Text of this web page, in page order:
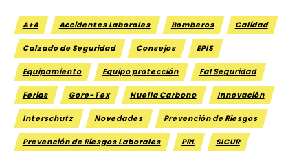
A+A Accidentes Laborales Bomberos Calidad
Calzado de Seguridad Consejos EPIS
Equipamiento Equipo protección Fal Seguridad
Ferias Gore-Tex Huella Carbono Innovación
Interschutz Novedades Prevención de Riesgos
Prevención de Riesgos Laborales PRL SICUR